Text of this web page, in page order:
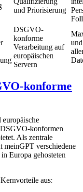
und Priorisierung
DSGVO-
konforme
Verarbeitung auf
europäischen
Servern
konforme
konformen
Als zentrale
verschiedene
Europa gehosteten
aus: